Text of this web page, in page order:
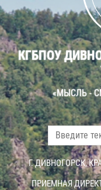
КГБПОУ
«МЫСЛЬ -
Г. ДИВНОГОРСК,
ПРИЕМНАЯ